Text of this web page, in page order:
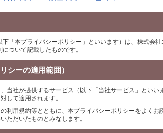
「本プライバシーポリシー」といいます）は、株式会
ついて記載したものです。
シーの適用範囲）
当社が提供するサービス（以下「当社サービス」とい
して適用されます。
利用規約等とともに、本プライバシーポリシーをよく
ただいたものとみなします。